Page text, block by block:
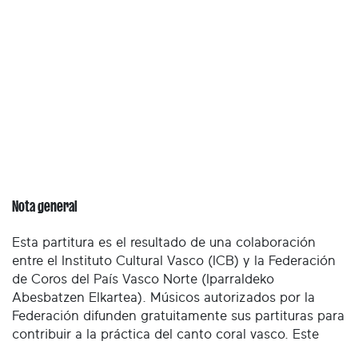
Nota general
Esta partitura es el resultado de una colaboración
entre el Instituto Cultural Vasco (ICB) y la Federación
de Coros del País Vasco Norte (Iparraldeko
Abesbatzen Elkartea). Músicos autorizados por la
Federación difunden gratuitamente sus partituras para
contribuir a la práctica del canto coral vasco. Este